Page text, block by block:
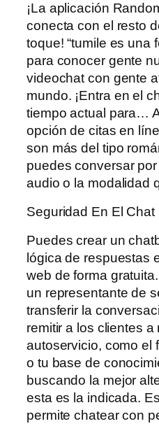
¡La aplicación
conecta con el resto
toque! “tumile es una
para conocer gente
videochat con gente
mundo. ¡Entra en el
tiempo actual para…
opción de citas en
son más del tipo
puedes conversar
audio o la modalidad
Seguridad En El Chat
Puedes crear un
lógica de respuestas
web de forma
un representante de
transferir la
remitir a los clientes a
autoservicio, como el
o tu base de
buscando la mejor
esta es la indicada.
permite chatear con